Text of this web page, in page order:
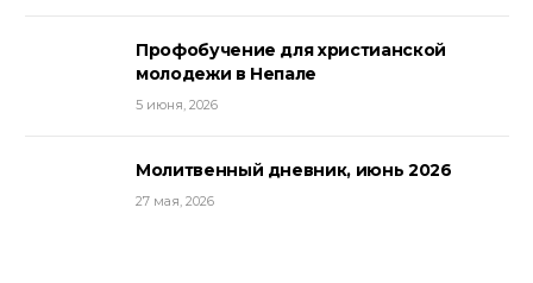
Профобучение для христианской
молодежи в Непале
5 июня, 2026
Молитвенный дневник, июнь 2026
27 мая, 2026